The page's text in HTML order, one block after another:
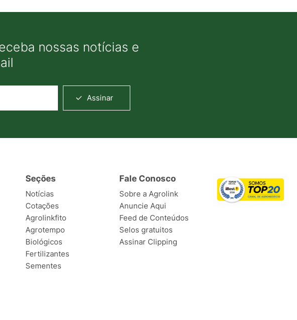
nossas notícias e
Assinar
Seções
Notícias
Cotações
Agrolinkfito
Agrotempo
Biológicos
Fertilizantes
Sementes
Fale Conosco
Sobre a Agrolink
Anuncie Aqui
Feed de Conteúdos
Selos gratuitos
Assinar Clipping